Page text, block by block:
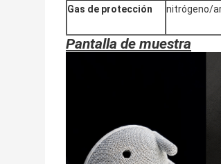
Gas de protección nitrógeno/
Pantalla de muestra